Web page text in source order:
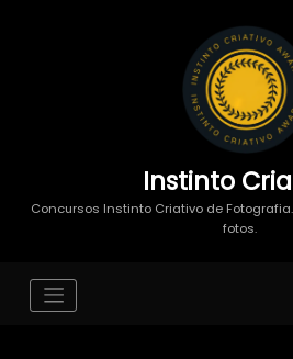
Instinto
Concursos Instinto Criativo de
fotos.